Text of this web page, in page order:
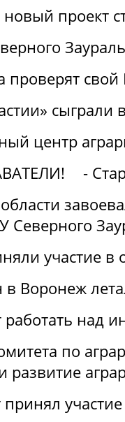
проект
проверят свой
центр
-
Северного
участие в
в Воронеж
работать над
по
развитие